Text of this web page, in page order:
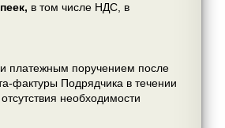
в том числе НДС, в
платежным поручением после
фактуры Подрядчика в течении
необходимости